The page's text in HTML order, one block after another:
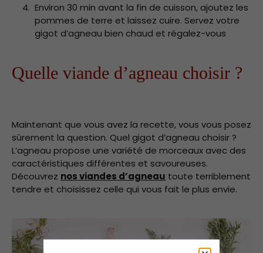
Environ 30 min avant la fin de cuisson, ajoutez les
pommes de terre et laissez cuire. Servez votre
gigot d’agneau bien chaud et régalez-vous
Quelle viande d’agneau choisir ?
Maintenant que vous avez la recette, vous vous posez
sûrement la question. Quel gigot d’agneau choisir ?
L’agneau propose une variété de morceaux avec des
caractéristiques différentes et savoureuses.
Découvrez nos viandes d’agneau toute terriblement
tendre et choisissez celle qui vous fait le plus envie.